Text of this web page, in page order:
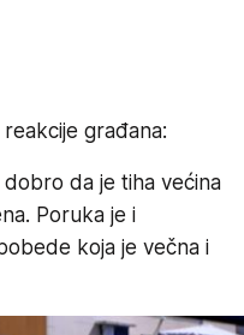
građana:
da je tiha većina
Poruka je i
koja je večna i